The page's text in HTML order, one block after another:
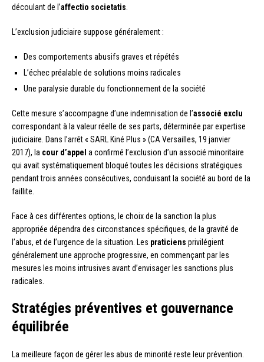
découlant de l’affectio societatis.
L’exclusion judiciaire suppose généralement :
Des comportements abusifs graves et répétés
L’échec préalable de solutions moins radicales
Une paralysie durable du fonctionnement de la société
Cette mesure s’accompagne d’une indemnisation de l’associé exclu
correspondant à la valeur réelle de ses parts, déterminée par expertise
judiciaire. Dans l’arrêt « SARL Kiné Plus » (CA Versailles, 19 janvier
2017), la cour d’appel a confirmé l’exclusion d’un associé minoritaire
qui avait systématiquement bloqué toutes les décisions stratégiques
pendant trois années consécutives, conduisant la société au bord de la
faillite.
Face à ces différentes options, le choix de la sanction la plus
appropriée dépendra des circonstances spécifiques, de la gravité de
l’abus, et de l’urgence de la situation. Les praticiens privilégient
généralement une approche progressive, en commençant par les
mesures les moins intrusives avant d’envisager les sanctions plus
radicales.
Stratégies préventives et gouvernance
équilibrée
La meilleure façon de gérer les abus de minorité reste leur prévention.